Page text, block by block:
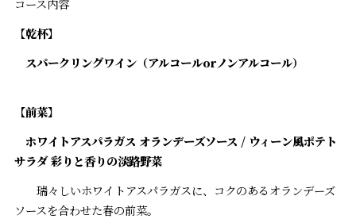
コース内容
【乾杯】
スパークリングワイン（アルコールorノンアルコール）
【前菜】
ホワイトアスパラガス オランデーズソース / ウィーン風ポテト
サラダ 彩りと香りの淡路野菜
瑞々しいホワイトアスパラガスに、コクのあるオランデーズ
ソースを合わせた春の前菜。